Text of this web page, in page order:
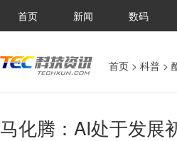
首页 新闻 数码
首页 > 科普 >
马化腾：AI处于发展